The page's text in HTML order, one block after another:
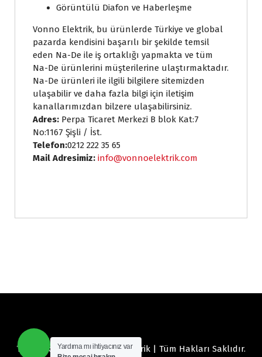
Görüntülü Diafon ve Haberleşme
Vonno Elektrik, bu ürünlerde Türkiye ve global
pazarda kendisini başarılı bir şekilde temsil
eden Na-De ile iş ortaklığı yapmakta ve tüm
Na-De ürünlerini müşterilerine ulaştırmaktadır.
Na-De ürünleri ile ilgili bilgilere sitemizden
ulaşabilir ve daha fazla bilgi için iletişim
kanallarımızdan bilzere ulaşabilirsiniz.
Adres: Perpa Ticaret Merkezi B blok Kat:7
No:1167 Şişli / İst.
Telefon:0212 222 35 65
Mail Adresimiz: info@vonnoelektrik.com
Telif hakkı © 2026 Vonno Elektrik | Tüm Hakları Saklıdır.
Yardıma mı ihtiyacınız var